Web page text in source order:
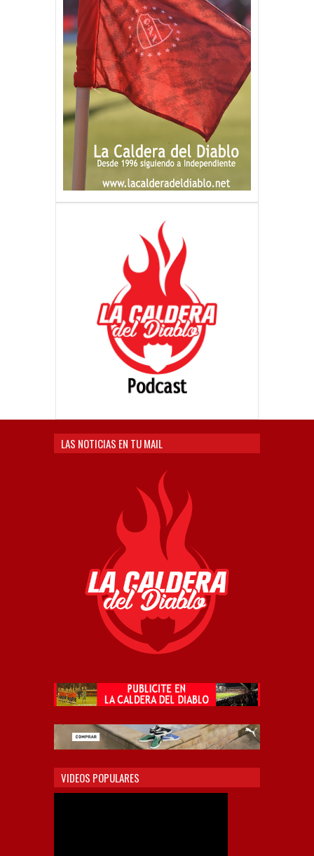
LAS NOTICIAS EN TU MAIL
VIDEOS POPULARES